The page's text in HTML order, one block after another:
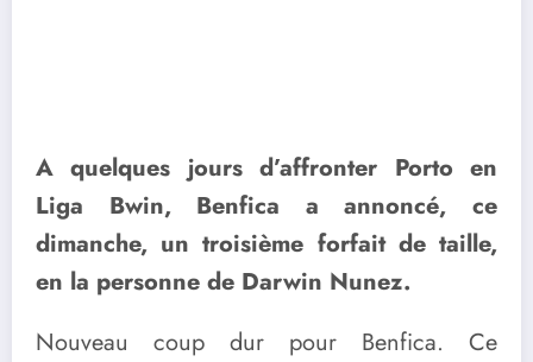
A quelques jours d’affronter Porto en
Liga Bwin, Benfica a annoncé, ce
dimanche, un troisième forfait de taille,
en la personne de Darwin Nunez.
Nouveau coup dur pour Benfica. Ce